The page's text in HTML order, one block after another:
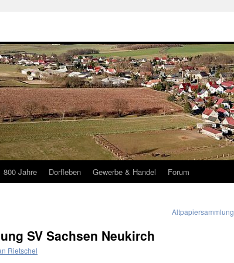
800 Jahre Dorfleben Gewerbe & Handel Forum
Altpapiersammlung
SV Sachsen Neukirch
Rietschel